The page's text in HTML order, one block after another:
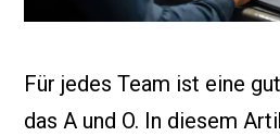
Für jedes Team ist eine
das A und O. In diesem